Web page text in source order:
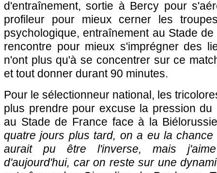
d'entraînement, sortie à Bercy pour
profileur pour mieux cerner les
psychologique, entraînement au Stade
rencontre pour mieux s'imprégner des
n'ont plus qu'à se concentrer sur ce
et tout donner durant 90 minutes.
Pour le sélectionneur national, les
plus prendre pour excuse la pression du
au Stade de France face à la
quatre jours plus tard, on a eu la
aurait pu être l'inverse, mais
d'aujourd'hui, car on reste sur une